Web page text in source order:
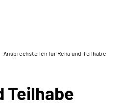
Ansprechstellen für Reha und Teilhabe
Teilhabe